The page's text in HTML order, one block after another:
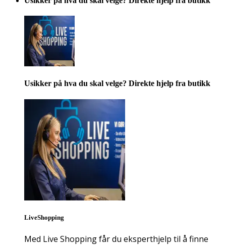
Usikker på hva du skal velge? Direkte hjelp fra butikk
LiveShopping
Med Live Shopping får du eksperthjelp til å finne